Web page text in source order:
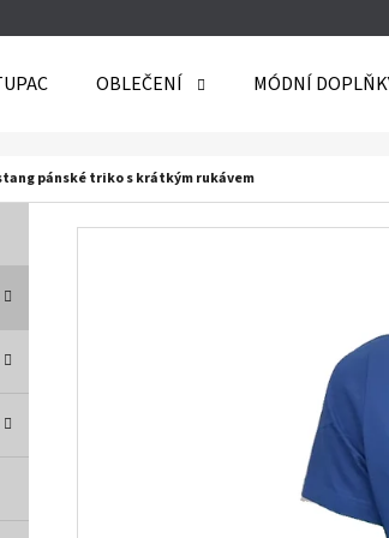
OBLEČENÍ MÓDNÍ
pánské triko s krátkým rukávem
DOPORUČUJEME